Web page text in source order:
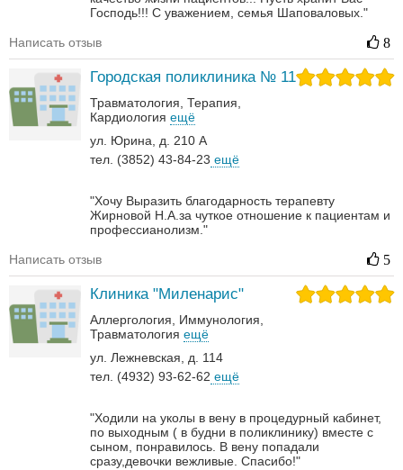
Господь!!! С уважением, семья Шаповаловых."
Написать отзыв 8
Городская поликлиника № 11
Травматология Терапия
Кардиология ещё
ул. Юрина, д. 210 А
тел. (3852) 43-84-23 ещё
"Хочу Выразить благодарность терапевту
Жирновой Н.А.за чуткое отношение к пациентам и
профессианолизм."
Написать отзыв 5
Клиника "Миленарис"
Аллергология
Иммунология
Травматология ещё
ул. Лежневская, д. 114
тел. (4932) 93-62-62 ещё
"Ходили на уколы в вену в процедурный кабинет,
по выходным ( в будни в поликлинику) вместе с
сыном, понравилось. В вену попадали
сразу,девочки вежливые. Спасибо!"